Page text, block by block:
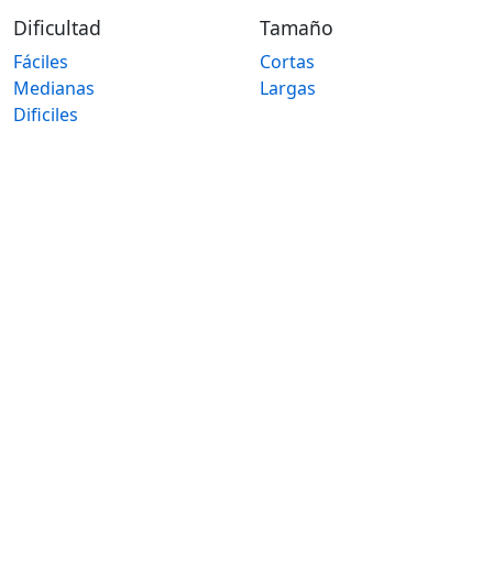
Dificultad
Fáciles
Medianas
Dificiles
Tamaño
Cortas
Largas